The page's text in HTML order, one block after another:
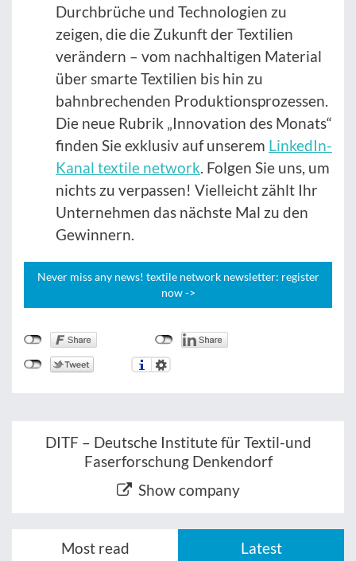
Durchbrüche und Technologien zu
zeigen, die die Zukunft der Textilien
verändern – vom nachhaltigen Material
über smarte Textilien bis hin zu
bahnbrechenden Produktionsprozessen.
Die neue Rubrik „Innovation des Monats“
finden Sie exklusiv auf unserem LinkedIn-
Kanal textile network. Folgen Sie uns, um
nichts zu verpassen! Vielleicht zählt Ihr
Unternehmen das nächste Mal zu den
Gewinnern.
Never miss any news! textile network newsletter: register
now ->
DITF – Deutsche Institute für Textil-und
Faserforschung Denkendorf
Show company
Most read Latest